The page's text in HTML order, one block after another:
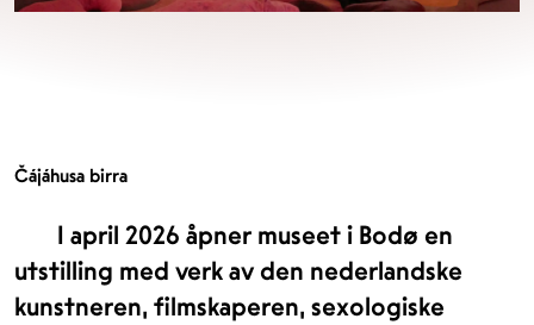
Čájáhusa birra
I april 2026 åpner museet i Bodø en
utstilling med verk av den nederlandske
kunstneren, filmskaperen, sexologiske